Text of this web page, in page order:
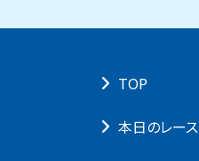
TOP
本⽇のレース